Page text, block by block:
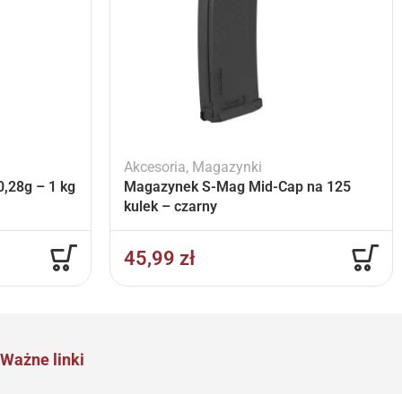
– 1 kg
Akcesoria, Magazynki
Magazynek S-Mag Mid-Cap na 125
kulek – czarny
45,99 zł
Ważne linki